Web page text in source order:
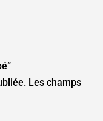
Les champs